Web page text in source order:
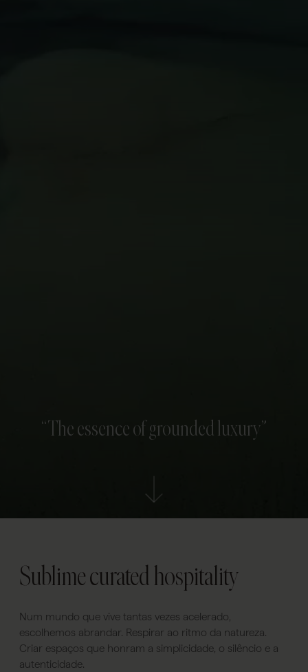
“The essence of grounded luxury”
Sublime curated hospitality
Num mundo que vive tantas vezes acelerado,
escolhemos abrandar. Respirar ao ritmo da natureza.
Criar espaços que honram a simplicidade, o silêncio e a
autenticidade.